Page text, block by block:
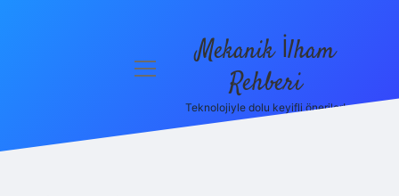
menüyü
Mekanik İlham
Rehberi
Teknolojiyle dolu keyifli öneriler!